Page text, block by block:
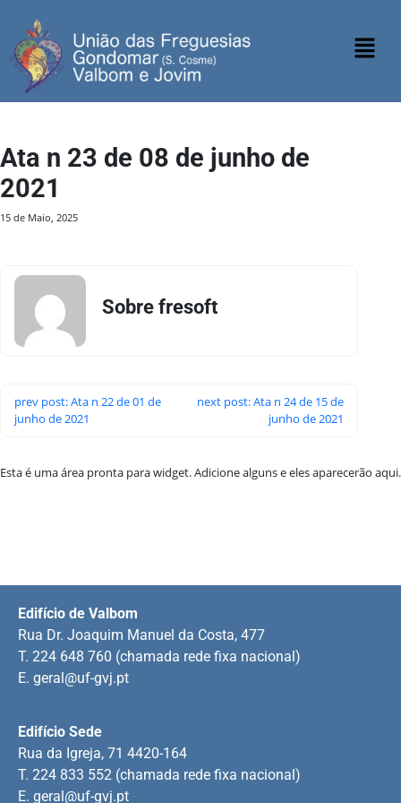
Ata n 23 de 08 de junho de
2021
15 de Maio, 2025
Sobre fresoft
prev post: Ata n 22 de 01 de
junho de 2021
next post: Ata n 24 de 15 de
junho de 2021
Esta é uma área pronta para widget. Adicione alguns e eles aparecerão aqui.
Edifício Sede
Rua da Igreja, 71 4420-164
T. 224 833 552 (chamada rede fixa nacional)
E. geral@uf-gvj.pt
Edifício de Valbom
Rua Dr. Joaquim Manuel da Costa, 477
T. 224 648 760 (chamada rede fixa nacional)
E. geral@uf-gvj.pt